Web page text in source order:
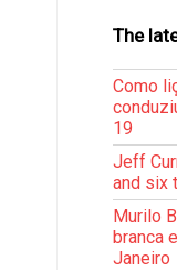
The
Como
19
Jeff
and six
Murilo
branca
Janeiro